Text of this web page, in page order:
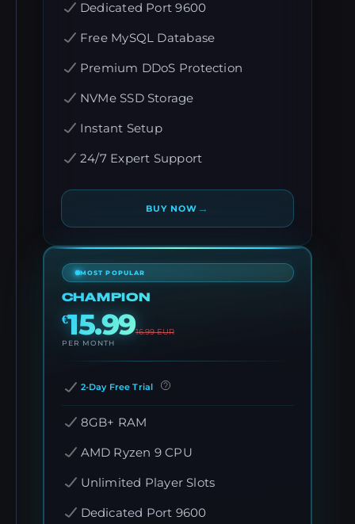
Dedicated Port 9600
Free MySQL Database
Premium DDoS Protection
NVMe SSD Storage
Instant Setup
24/7 Expert Support
BUY NOW →
MOST POPULAR
CHAMPION
€15.9916.99EUR
PER MONTH
2-Day Free Trial
8GB+ RAM
AMD Ryzen 9 CPU
Unlimited Player Slots
Dedicated Port 9600